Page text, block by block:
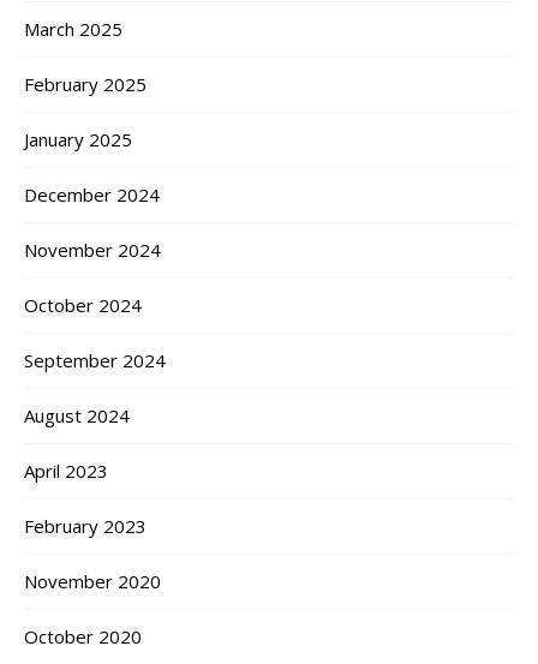
March 2025
February 2025
January 2025
December 2024
November 2024
October 2024
September 2024
August 2024
April 2023
February 2023
November 2020
October 2020